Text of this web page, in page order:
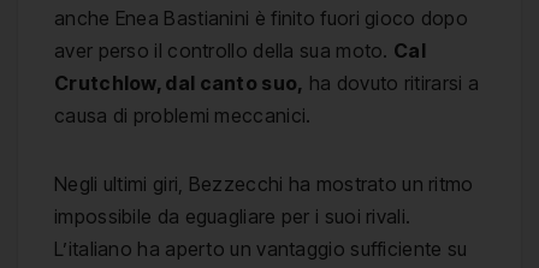
anche Enea Bastianini è finito fuori gioco dopo
aver perso il controllo della sua moto. Cal
Crutchlow, dal canto suo, ha dovuto ritirarsi a
causa di problemi meccanici.
Negli ultimi giri, Bezzecchi ha mostrato un ritmo
impossibile da eguagliare per i suoi rivali.
L’italiano ha aperto un vantaggio sufficiente su